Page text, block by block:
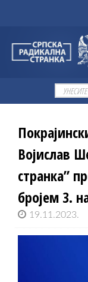
Војислав
странка”
бројем 3.
19.11.2023.